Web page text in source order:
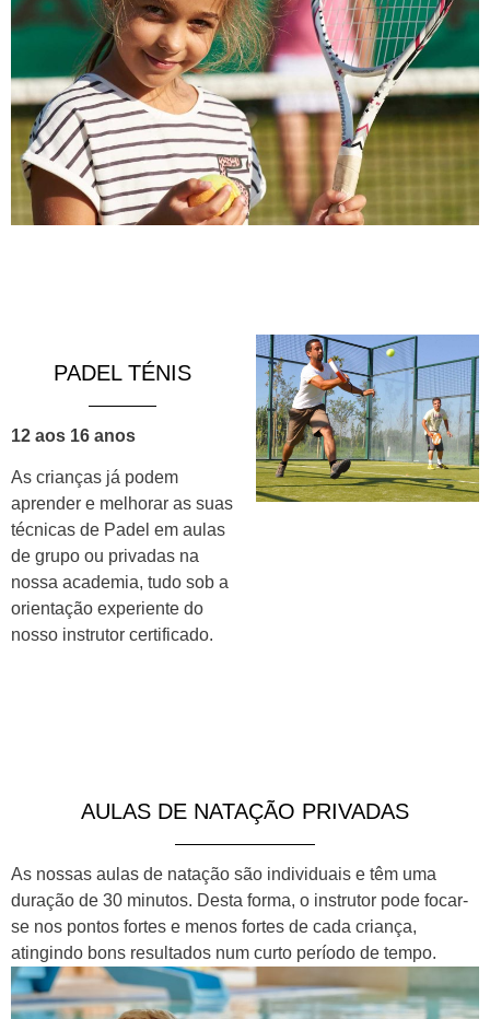
PADEL TÉNIS
12 aos 16 anos
As crianças já podem
aprender e melhorar as suas
técnicas de Padel em aulas
de grupo ou privadas na
nossa academia, tudo sob a
orientação experiente do
nosso instrutor certificado.
AULAS DE NATAÇÃO PRIVADAS
As nossas aulas de natação são individuais e têm uma
duração de 30 minutos. Desta forma, o instrutor pode focar-
se nos pontos fortes e menos fortes de cada criança,
atingindo bons resultados num curto período de tempo.